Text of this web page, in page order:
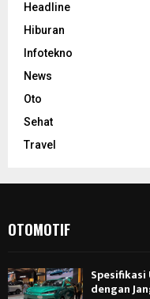
Headline
Hiburan
Infotekno
News
Oto
Sehat
Travel
OTOMOTIF
Spesifikasi
dengan